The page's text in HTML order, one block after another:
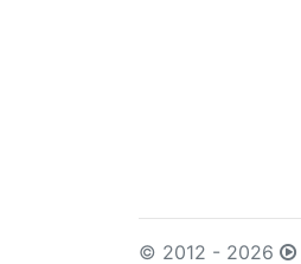
© 2012 - 2026